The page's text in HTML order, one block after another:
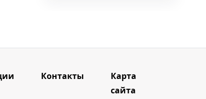
Контакты
Карта
сайта